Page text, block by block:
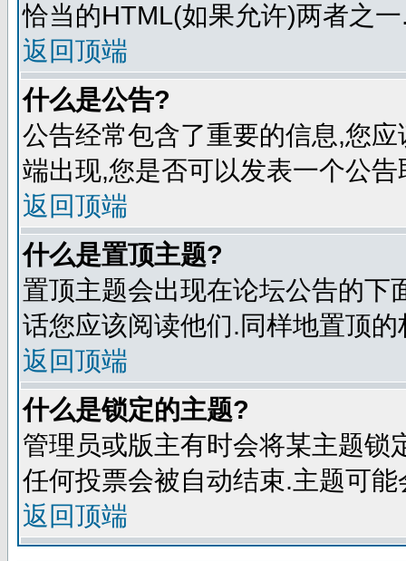
恰当的HTML(如果允许)两者之
返回顶端
什么是公告?
公告经常包含了重要的信息,您
端出现,您是否可以发表一个公
返回顶端
什么是置顶主题?
置顶主题会出现在论坛公告的下
话您应该阅读他们.同样地置顶
返回顶端
什么是锁定的主题?
管理员或版主有时会将某主题锁
任何投票会被自动结束.主题可
返回顶端